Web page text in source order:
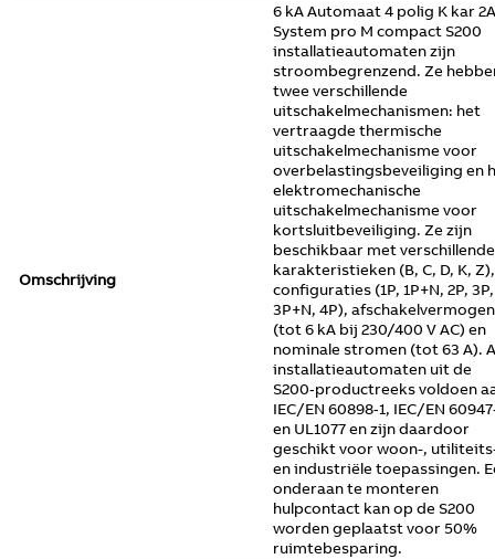
Omschrijving
6 kA Automaat 4 polig K kar 2A
System pro M compact S200
installatieautomaten zijn
stroombegrenzend. Ze
twee verschillende
uitschakelmechanismen: het
vertraagde thermische
uitschakelmechanisme voor
overbelastingsbeveiliging en
elektromechanische
uitschakelmechanisme voor
kortsluitbeveiliging. Ze zijn
beschikbaar met verschillende
karakteristieken (B, C, D, K, Z),
configuraties (1P, 1P+N, 2P, 3P,
3P+N, 4P),
(tot 6 kA bij 230/400 V AC) en
nominale stromen (tot 63 A).
installatieautomaten uit de
S200‑productreeks voldoen
IEC/EN 60898‑1, IEC/EN
en UL1077 en zijn daardoor
geschikt voor woon-,
en industriële toepassingen.
onderaan te monteren
hulpcontact kan op de S200
worden geplaatst voor 50%
ruimtebesparing.